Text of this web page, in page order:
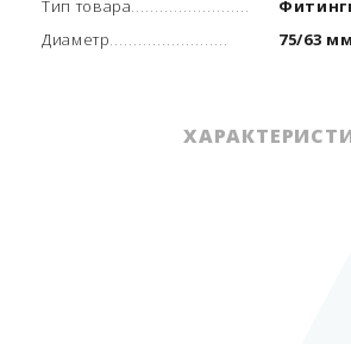
Тип товара
Диаметр
75/63 мм